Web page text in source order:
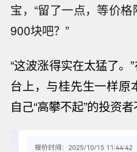
宝，“留了一点，等价
900块吧？”
“这波涨得实在太猛了。
台上，与桂先生一样原
自己“高攀不起”的投资者